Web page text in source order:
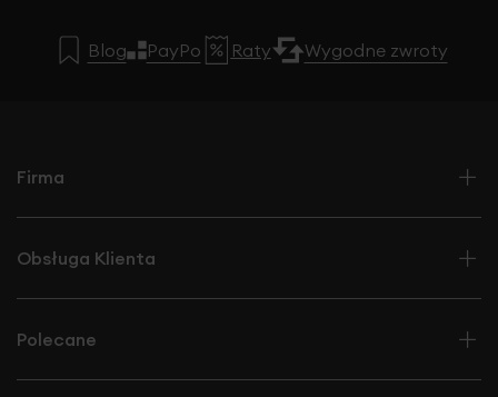
Blog PayPo Raty Wygodne zwroty
Firma
Obsługa Klienta
Polecane